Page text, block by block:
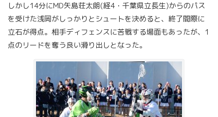
しかし14分にMD矢島荘太朗(経4・千葉県立長生)からのパス
を受けた浅岡がしっかりとシュートを決めると、終了間際に
立石が得点。相手ディフェンスに苦戦する場面もあったが、1
点のリードを奪う良い滑り出しとなった。